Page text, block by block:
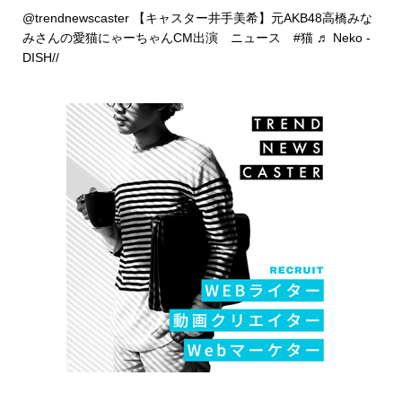
@trendnewscaster【キャスター井手美希】元AKB48高橋みな
みさんの愛猫にゃーちゃんCM出演 ニュース #猫 ♬ Neko -
DISH//